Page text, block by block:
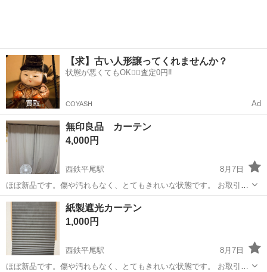
【求】古い人形譲ってくれませんか？
状態が悪くてもOK🙆‍♀️査定0円‼️
COYASH Ad
無印良品 カーテン
4,000円
西鉄平尾駅
8月7日
ほぼ新品です。傷や汚れもなく、とてもきれいな状態です。 お取引は
直接受け渡しのみとなります。 福岡薬院駅周辺でのお渡しになりま
す。 恐れ入りますが、取りに来ていただける方のみお願いいたしま
す。
福岡 福岡市 西鉄平尾駅
カーテン
紙製遮光カーテン
1,000円
西鉄平尾駅
8月7日
ほぼ新品です。傷や汚れもなく、とてもきれいな状態です。 お取引は